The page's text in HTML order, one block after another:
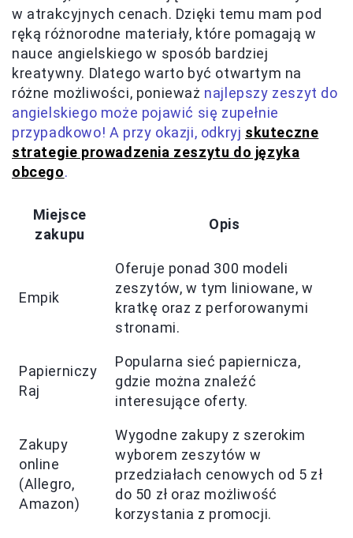
w atrakcyjnych cenach. Dzięki temu mam pod
ręką różnorodne materiały, które pomagają w
nauce angielskiego w sposób bardziej
kreatywny. Dlatego warto być otwartym na
różne możliwości, ponieważ najlepszy zeszyt do
angielskiego może pojawić się zupełnie
przypadkowo! A przy okazji, odkryj skuteczne
strategie prowadzenia zeszytu do języka
obcego.
Miejsce
zakupu
Opis
Empik
Oferuje ponad 300 modeli
zeszytów, w tym liniowane, w
kratkę oraz z perforowanymi
stronami.
Papierniczy
Raj
Popularna sieć papiernicza,
gdzie można znaleźć
interesujące oferty.
Zakupy
online
(Allegro,
Amazon)
Wygodne zakupy z szerokim
wyborem zeszytów w
przedziałach cenowych od 5 zł
do 50 zł oraz możliwość
korzystania z promocji.